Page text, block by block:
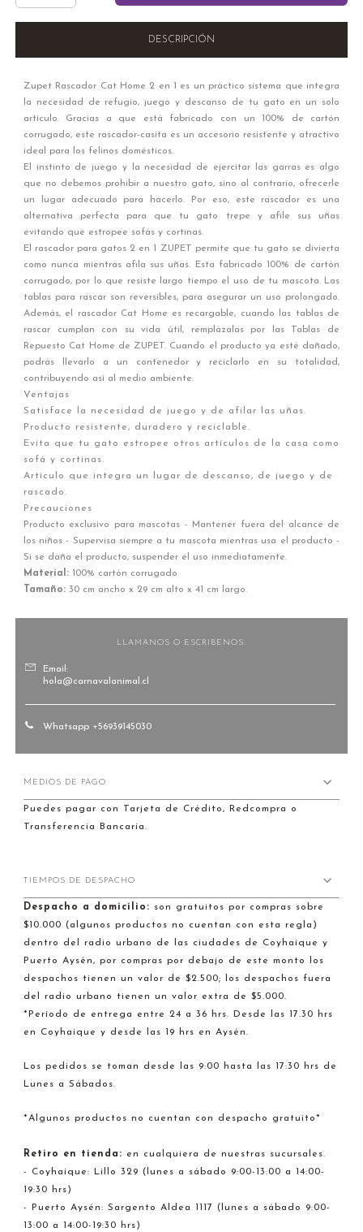
DESCRIPCIÓN
Zupet Rascador Cat Home 2 en 1 es un práctico sistema que integra
la necesidad de refugio, juego y descanso de tu gato en un solo
artículo. Gracias a que está fabricado con un 100% de cartón
corrugado, este rascador-casita es un accesorio resistente y atractivo
ideal para los felinos domésticos.
El instinto de juego y la necesidad de ejercitar las garras es algo
que no debemos prohibir a nuestro gato, sino al contrario, ofrecerle
un lugar adecuado para hacerlo. Por eso, este rascador es una
alternativa perfecta para que tu gato trepe y afile sus uñas
evitando que estropee sofás y cortinas.
El rascador para gatos 2 en 1 ZUPET permite que tu gato se divierta
como nunca mientras afila sus uñas. Esta fabricado 100% de cartón
corrugado, por lo que resiste largo tiempo el uso de tu mascota. Las
tablas para rascar son reversibles, para asegurar un uso prolongado.
Además, el rascador Cat Home es recargable, cuando las tablas de
rascar cumplan con su vida útil, remplázalas por las Tablas de
Repuesto Cat Home de ZUPET. Cuando el producto ya esté dañado,
podrás llevarlo a un contenedor y reciclarlo en su totalidad,
contribuyendo así al medio ambiente.
Ventajas
Satisface la necesidad de juego y de afilar las uñas.
Producto resistente, duradero y reciclable.
Evita que tu gato estropee otros artículos de la casa como
sofá y cortinas.
Artículo que integra un lugar de descanso, de juego y de
rascado.
Precauciones
Producto exclusivo para mascotas - Mantener fuera del alcance de
los niños - Supervisa siempre a tu mascota mientras usa el producto -
Si se daña el producto, suspender el uso inmediatamente.
Material: 100% cartón corrugado
Tamaño: 30 cm ancho x 29 cm alto x 41 cm largo.
LLAMANOS O ESCRIBENOS:
Email:
hola@carnavalanimal.cl
Whatsapp +56939145030
MEDIOS DE PAGO
Puedes pagar con Tarjeta de Crédito, Redcompra o
Transferencia Bancaria.
TIEMPOS DE DESPACHO
Despacho a domicilio: son gratuitos por compras sobre
$10.000 (algunos productos no cuentan con esta regla)
dentro del radio urbano de las ciudades de Coyhaique y
Puerto Aysén, por compras por debajo de este monto los
despachos tienen un valor de $2.500; los despachos fuera
del radio urbano tienen un valor extra de $5.000.
*Período de entrega entre 24 a 36 hrs. Desde las 17.30 hrs
en Coyhaique y desde las 19 hrs en Aysén.
Los pedidos se toman desde las 9:00 hasta las 17:30 hrs de
Lunes a Sábados.
*Algunos productos no cuentan con despacho gratuito*
Retiro en tienda: en cualquiera de nuestras sucursales.
- Coyhaique: Lillo 329 (lunes a sábado 9:00-13:00 a 14:00-
19:30 hrs)
- Puerto Aysén: Sargento Aldea 1117 (lunes a sábado 9:00-
13:00 a 14:00-19:30 hrs)